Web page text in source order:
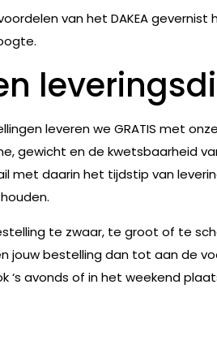
van het DAKEA
leveren we GRATIS met
gewicht en de kwetsbaarheid
met daarin het tijdstip van
te zwaar, te groot of te
jouw bestelling dan tot aan de
‘s avonds of in het weekend